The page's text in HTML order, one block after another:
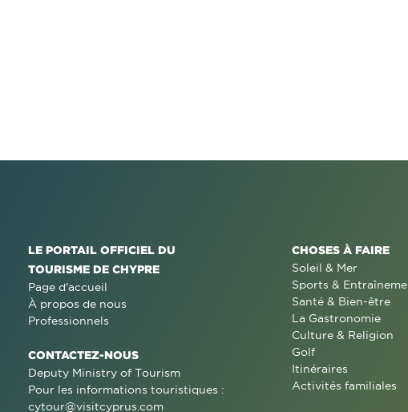
LE PORTAIL OFFICIEL DU
TOURISME DE CHYPRE
Page d'accueil
À propos de nous
Professionnels
CONTACTEZ-NOUS
Deputy Ministry of Tourism
Pour les informations touristiques :
cytour@visitcyprus.com
CHOSES À FAIRE
Soleil & Mer
Sports &
Santé & Bien-être
La Gastronomie
Culture & Religion
Golf
Itinéraires
Activités familiales